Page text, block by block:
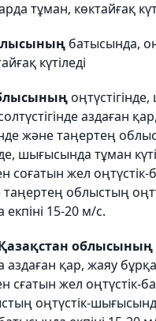
тұман, көктайғақ
батысында,
күтіледі
аздаған
және таңертең
шығысында тұман
соғатын жел
облыстың
15-20 м/с.
Қазақстан облысының
қар, жаяу
сғатын жел оңтүстік-
оңтүстік-